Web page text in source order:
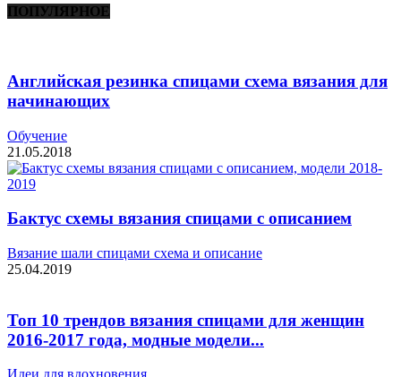
ПОПУЛЯРНОЕ
Английская резинка спицами схема вязания для
начинающих
Обучение
21.05.2018
Бактус схемы вязания спицами с описанием
Вязание шали спицами схема и описание
25.04.2019
Топ 10 трендов вязания спицами для женщин
2016-2017 года, модные модели...